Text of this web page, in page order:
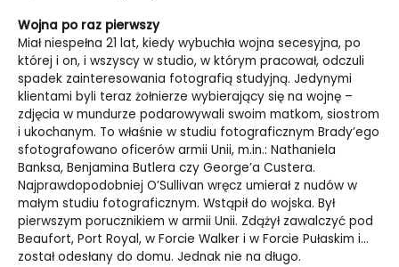
Wojna po raz pierwszy
Miał niespełna 21 lat, kiedy wybuchła wojna secesyjna, po
której i on, i wszyscy w studio, w którym pracował, odczuli
spadek zainteresowania fotografią studyjną. Jedynymi
klientami byli teraz żołnierze wybierający się na wojnę –
zdjęcia w mundurze podarowywali swoim matkom, siostrom
i ukochanym. To właśnie w studiu fotograficznym Brady’ego
sfotografowano oficerów armii Unii, m.in.: Nathaniela
Banksa, Benjamina Butlera czy George’a Custera.
Najprawdopodobniej O’Sullivan wręcz umierał z nudów w
małym studiu fotograficznym. Wstąpił do wojska. Był
pierwszym porucznikiem w armii Unii. Zdążył zawalczyć pod
Beaufort, Port Royal, w Forcie Walker i w Forcie Pułaskim i…
został odesłany do domu. Jednak nie na długo.